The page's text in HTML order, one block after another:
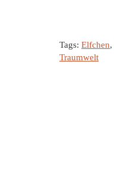
Tags: Elfchen,
Traumwelt